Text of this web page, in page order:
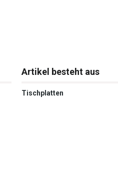
Artikel besteht aus
Tischplatten